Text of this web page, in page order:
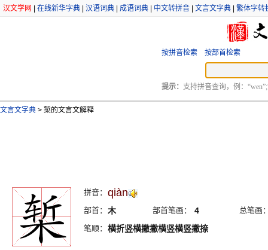
汉文学网 在线新华字典 汉语词典 成语词典 中文转拼音 文言文字典 繁体字转
按拼音检索 按部首检索
提示： 支持拼音查询，例：
文言文字典 > 椠的文言文解释
拼音： qiàn
部首： 木 部首笔画： 4
总笔画
笔顺： 横折竖横撇撇横竖横竖撇捺